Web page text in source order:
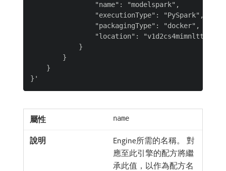
                "name": "modelspark",
                "executionType": "PySpark",
                "packagingType": "docker",
"location":
            }
        }
    }
name
Engine所需的名稱。 對
應至此引擎的配方將繼
承此值，以作為配方名